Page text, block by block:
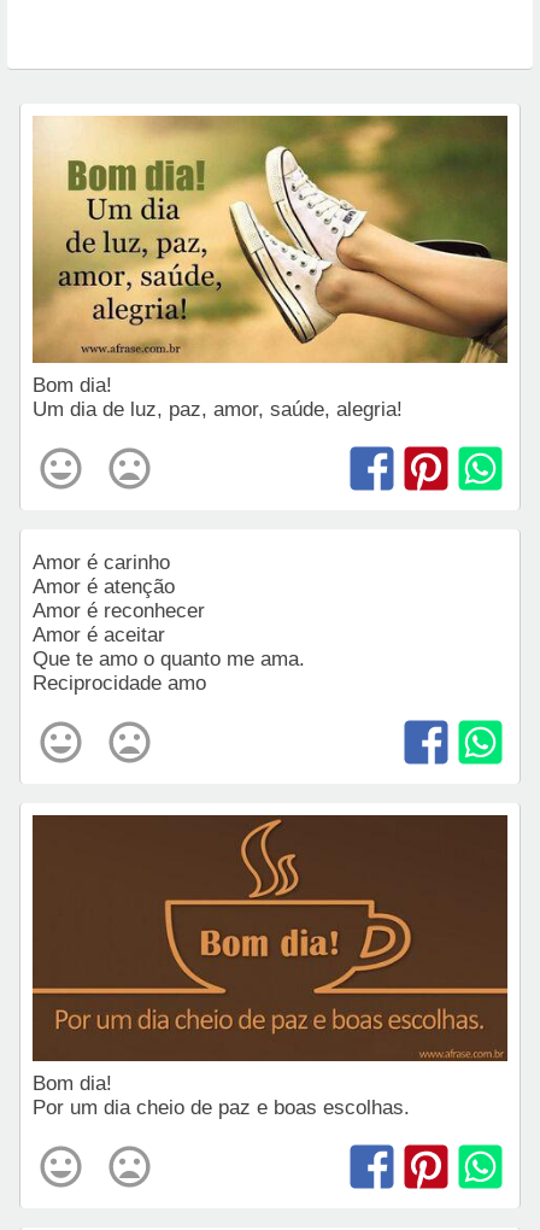
Bom dia!
Um dia de luz, paz, amor, saúde, alegria!
Amor é carinho
Amor é atenção
Amor é reconhecer
Amor é aceitar
Que te amo o quanto me ama.
Reciprocidade amo
Bom dia!
Por um dia cheio de paz e boas escolhas.